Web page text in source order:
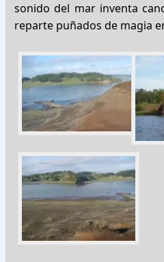
sonido del mar inventa
reparte puñados de magia